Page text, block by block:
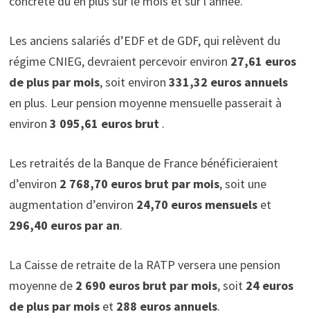
Les anciens salariés d’EDF et de GDF, qui relèvent du
régime CNIEG, devraient percevoir environ 27,61 euros
de plus par mois, soit environ 331,32 euros annuels
en plus. Leur pension moyenne mensuelle passerait à
environ 3 095,61 euros brut.
Les retraités de la Banque de France bénéficieraient
d’environ 2 768,70 euros brut par mois, soit une
augmentation d’environ 24,70 euros mensuelset
296,40 euros par an.
La Caisse de retraite de la RATP versera une pension
moyenne de 2 690 euros brut par mois, soit 24 euros
de plus par moiset 288 euros annuels.